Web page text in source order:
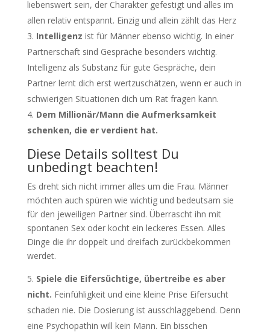
liebenswert sein, der Charakter gefestigt und alles im
allen relativ entspannt. Einzig und allein zählt das Herz
Intelligenz ist für Männer ebenso wichtig. In einer
Partnerschaft sind Gespräche besonders wichtig.
Intelligenz als Substanz für gute Gespräche, dein
Partner lernt dich erst wertzuschätzen, wenn er auch in
schwierigen Situationen dich um Rat fragen kann.
Dem Millionär/Mann die Aufmerksamkeit
schenken, die er verdient hat.
Diese Details solltest Du
unbedingt beachten!
Es dreht sich nicht immer alles um die Frau. Männer
möchten auch spüren wie wichtig und bedeutsam sie
für den jeweiligen Partner sind. Überrascht ihn mit
spontanen Sex oder kocht ein leckeres Essen. Alles
Dinge die ihr doppelt und dreifach zurückbekommen
werdet.
Spiele die Eifersüchtige, übertreibe es aber
nicht. Feinfühligkeit und eine kleine Prise Eifersucht
schaden nie. Die Dosierung ist ausschlaggebend. Denn
eine Psychopathin will kein Mann. Ein bisschen